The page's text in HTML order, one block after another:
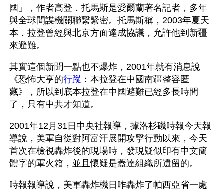
國」，作者高登．托馬斯是愛爾蘭著名記者，多年
與全球間諜機關聯繫緊密。托馬斯稱，2003年夏天
本．拉登曾經與北京方面達成協議，允許他到新疆
來避難。
其實這個新聞一點也不爆炸，2001年就有消息說
《恐怖大亨的行蹤 ：本拉登在中國南疆整容匿
藏》，所以到底本拉登在中國避難已經多長時間
了，只有中共才知道。
2001年12月31日中央社報導，據洛杉磯時報今天報
導說，美軍自從對阿富汗展開攻擊行動以來，今天
首次在檢視轟炸後的現場時，發現疑似印有中文簡
體字的軍火箱，並且懷疑是蓋達組織所遺留的。
時報報導說，美軍轟炸機日昨轟炸了帕西亞省一處